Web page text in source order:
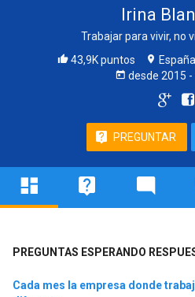
Irina
Trabajar para vivir, no
43,9K puntos
España
desde 2015 -
PREGUNTAR
PREGUNTAS ESPERANDO
Cada mes la empresa donde